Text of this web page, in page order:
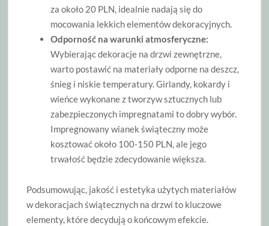
za około 20 PLN, idealnie nadają się do
mocowania lekkich elementów dekoracyjnych.
Odporność na warunki atmosferyczne:
Wybierając dekoracje na drzwi zewnętrzne,
warto postawić na materiały odporne na deszcz,
śnieg i niskie temperatury. Girlandy, kokardy i
wieńce wykonane z tworzyw sztucznych lub
zabezpieczonych impregnatami to dobry wybór.
Impregnowany wianek świąteczny może
kosztować około 100-150 PLN, ale jego
trwałość będzie zdecydowanie większa.
Podsumowując, jakość i estetyka użytych materiałów
w dekoracjach świątecznych na drzwi to kluczowe
elementy, które decydują o końcowym efekcie.